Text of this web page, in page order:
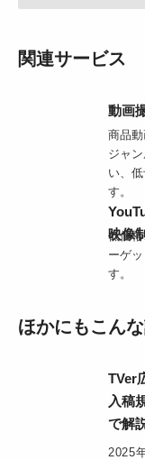
関連サービス
動画
商品
ジャ
い、
す。
映像
低価
ーゲ
す。
ほかにもこん
TVer
入稿
で解
2025